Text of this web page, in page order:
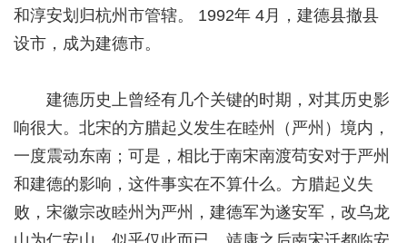
和淳安划归杭州市管辖。 1992年 4月，建德县撤县
设市，成为建德市。
建德历史上曾经有几个关键的时期，对其历史影
响很大。北宋的方腊起义发生在睦州（严州）境内，
一度震动东南；可是，相比于南宋南渡苟安对于严州
和建德的影响，这件事实在不算什么。方腊起义失
败，宋徽宗改睦州为严州，建德军为遂安军，改乌龙